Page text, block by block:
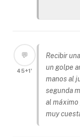
💬
45+1'
Recibir
un golpe
manos al
segunda
al máximo
muy